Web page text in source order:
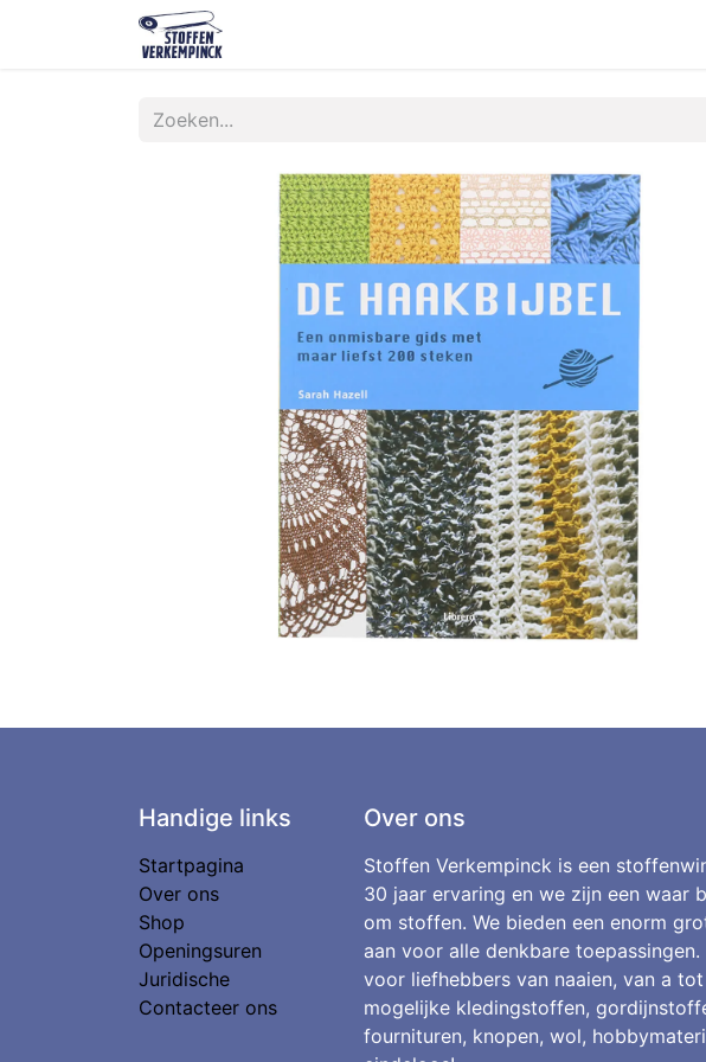
Handige links
Startpagina
Over ons
Shop
Openingsuren
Juridische
Contacteer ons
Over ons
Stoffen Verkempinck is een
30 jaar ervaring en we zijn een waar
om stoffen. We bieden een enorm
aan voor alle denkbare
voor liefhebbers van naaien, van a
mogelijke kledingstoffen,
fournituren, knopen, wol,